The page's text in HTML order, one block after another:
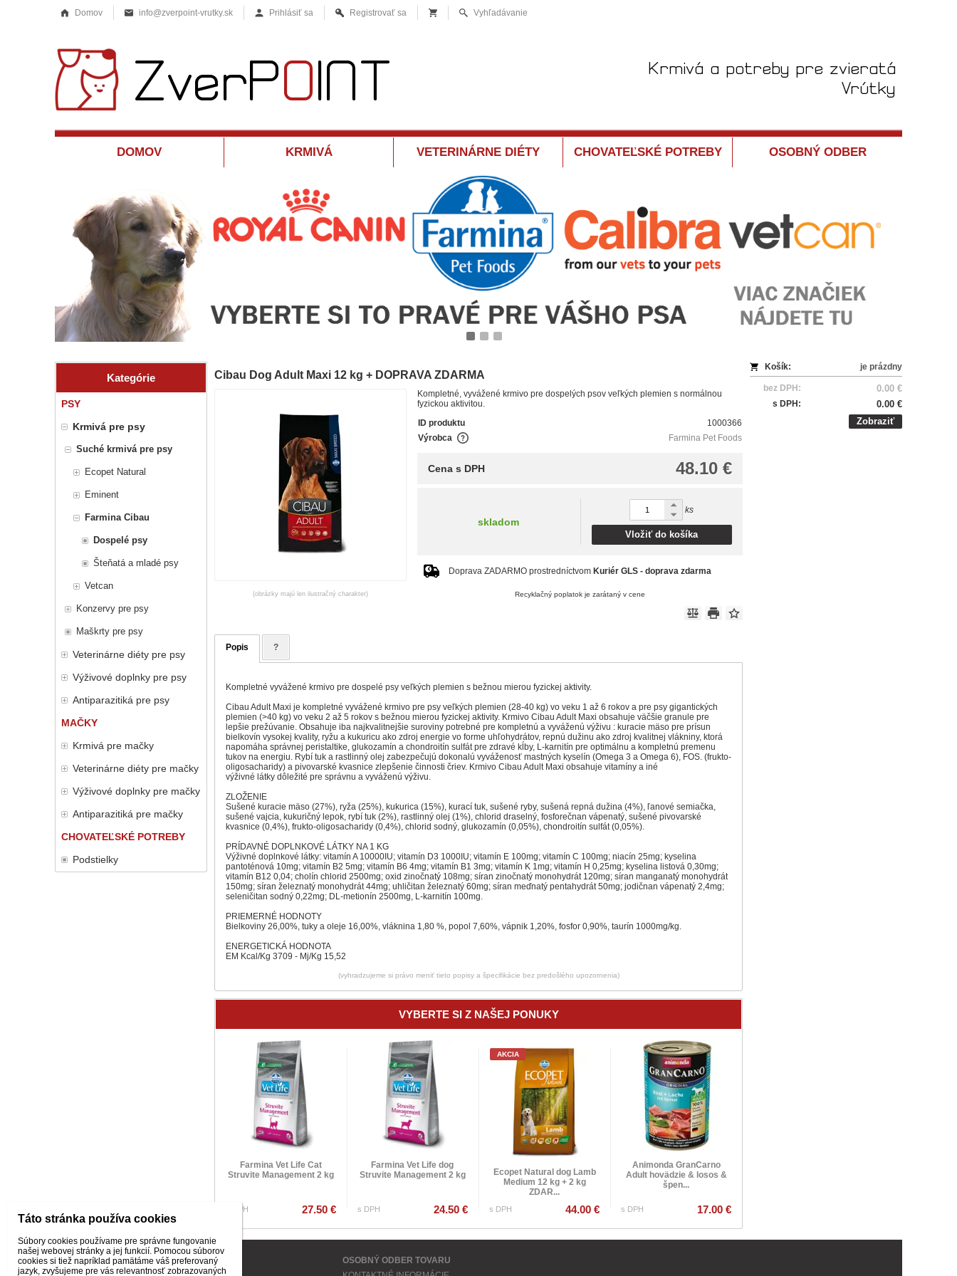
Domov info@zverpoint-vrutky.sk Prihlásiť sa Registrovať sa Vyhľadávanie
DOMOV KRMIVÁ VETERINÁRNE DIÉTY CHOVATEĽSKÉ POTREBY OSOBNÝ ODBER
Kategórie
PSY
Krmivá pre psy
Suché krmivá pre psy
Ecopet Natural
Eminent
Farmina Cibau
Dospelé psy
Šteňatá a mladé psy
Vetcan
Konzervy pre psy
Maškrty pre psy
Veterinárne diéty pre psy
Výživové doplnky pre psy
Antiparazitiká pre psy
MAČKY
Krmivá pre mačky
Veterinárne diéty pre mačky
Výživové doplnky pre mačky
Antiparazitiká pre mačky
CHOVATEĽSKÉ POTREBY
Podstielky
Košík: je prázdny
bez DPH: 0.00 €
s DPH:
0.00 €
Zobraziť
Cibau Dog Adult Maxi 12 kg + DOPRAVA ZDARMA
(obrázky majú len ilustračný charakter)
Kompletné, vyvážené krmivo pre dospelých psov veľkých plemien s normálnou
fyzickou aktivitou.
ID produktu
1000366
Výrobca
Farmina Pet Foods
48.10 €
Cena s DPH
skladom
ks
Vložiť do košíka
Doprava ZADARMO prostredníctvom Kuriér GLS - doprava zdarma
Recyklačný poplatok je zarátaný v cene
Popis ?
Kompletné vyvážené krmivo pre dospelé psy veľkých plemien s bežnou mierou fyzickej aktivity.
Cibau Adult Maxi je kompletné vyvážené krmivo pre psy veľkých plemien (28-40 kg) vo veku 1 až 6 rokov a pre psy gigantických
plemien (>40 kg) vo veku 2 až 5 rokov s bežnou mierou fyzickej aktivity. Krmivo Cibau Adult Maxi obsahuje väčšie granule pre
lepšie prežúvanie. Obsahuje iba najkvalitnejšie suroviny potrebné pre kompletnú a vyváženú výživu : kuracie mäso pre prísun
bielkovín vysokej kvality, ryžu a kukuricu ako zdroj energie vo forme uhľohydrátov, repnú dužinu ako zdroj kvalitnej vlákniny, ktorá
napomáha správnej peristaltike, glukozamín a chondroitín sulfát pre zdravé kĺby, L-karnitín pre optimálnu a kompletnú premenu
tukov na energiu. Rybí tuk a rastlinný olej zabezpečujú dokonalú vyváženosť mastných kyselín (Omega 3 a Omega 6), FOS. (frukto-
oligosacharidy) a pivovarské kvasnice zlepšenie činnosti čriev. Krmivo Cibau Adult Maxi obsahuje vitamíny a iné
výživné látky dôležité pre správnu a vyváženú výživu.
ZLOŽENIE
Sušené kuracie mäso (27%), ryža (25%), kukurica (15%), kurací tuk, sušené ryby, sušená repná dužina (4%), ľanové semiačka,
sušené vajcia, kukuričný lepok, rybí tuk (2%), rastlinný olej (1%), chlorid draselný, fosforečnan vápenatý, sušené pivovarské
kvasnice (0,4%), frukto-oligosacharidy (0,4%), chlorid sodný, glukozamín (0,05%), chondroitín sulfát (0,05%).
PRÍDAVNÉ DOPLNKOVÉ LÁTKY NA 1 KG
Výživné doplnkové látky: vitamín A 10000IU; vitamín D3 1000IU; vitamín E 100mg; vitamín C 100mg; niacín 25mg; kyselina
pantoténová 10mg; vitamín B2 5mg; vitamín B6 4mg; vitamín B1 3mg; vitamín K 1mg; vitamín H 0,25mg; kyselina listová 0,30mg;
vitamín B12 0,04; cholín chlorid 2500mg; oxid zinočnatý 108mg; síran zinočnatý monohydrát 120mg; síran manganatý monohydrát
150mg; síran železnatý monohydrát 44mg; uhličitan železnatý 60mg; síran meďnatý pentahydrát 50mg; jodičnan vápenatý 2,4mg;
seleničitan sodný 0,22mg; DL-metionín 2500mg, L-karnitín 100mg.
PRIEMERNÉ HODNOTY
Bielkoviny 26,00%, tuky a oleje 16,00%, vláknina 1,80 %, popol 7,60%, vápnik 1,20%, fosfor 0,90%, taurín 1000mg/kg.
ENERGETICKÁ HODNOTA
EM Kcal/Kg 3709 - Mj/Kg 15,52
(vyhradzujeme si právo meniť tieto popisy a špecifikácie bez predošlého upozornenia)
VYBERTE SI Z NAŠEJ PONUKY
Farmina Vet Life Cat
Struvite Management 2 kg
s DPH 27.50 €
Farmina Vet Life dog
Struvite Management 2 kg
s DPH 24.50 €
AKCIA
Ecopet Natural dog Lamb
Medium 12 kg + 2 kg
ZDAR...
s DPH 44.00 €
Animonda GranCarno
Adult hovädzie & losos &
špen...
s DPH 17.00 €
INFORMÁCIE PRE ZÁKAZNÍKOV
OSOBNÝ ODBER TOVARU
Táto stránka používa cookies
Súbory cookies používame pre správne fungovanie
našej webovej stránky a jej funkcií. Pomocou súborov
cookies si tiež napríklad pamätáme váš preferovaný
jazyk, zvyšujeme pre vás relevantnosť zobrazovaných